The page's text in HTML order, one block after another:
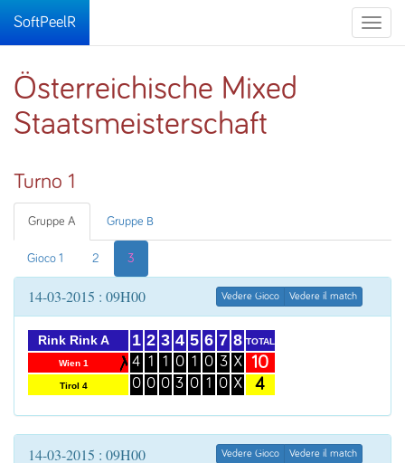
Toggle
SoftPeelR
Österreichische Mixed
Staatsmeisterschaft
Turno 1
Gruppe A Gruppe B
Gioco 1 2 3
14-03-2015 : 09H00 Vedere Gioco Vedere il match
Rink Rink A
Wien 1
Tirol 4
1
4
0
2
1
0
3
1
0
4
0
3
5
1
0
6
0
1
7
3
0
8
X
X
TOTAL
10
4
14-03-2015 : 09H00 Vedere Gioco Vedere il match